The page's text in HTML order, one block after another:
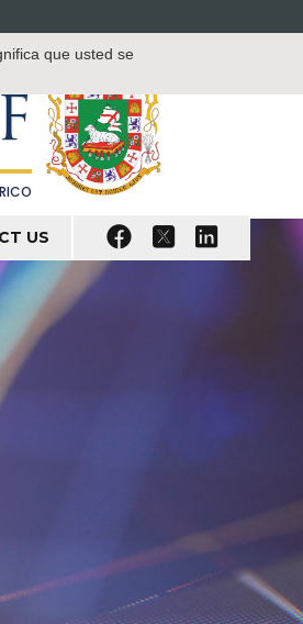
que usted se
DE
US   